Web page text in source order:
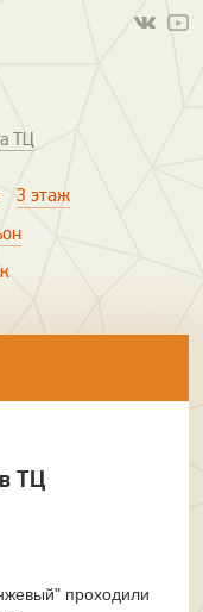
ТЦ
3 этаж
ТЦ
проходили